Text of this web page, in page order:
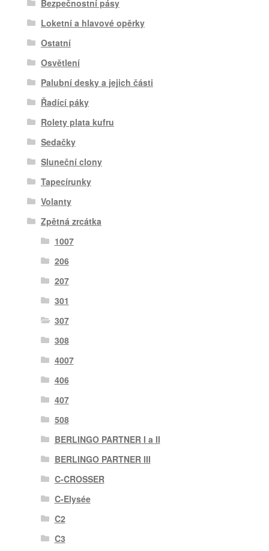
Bezpečnostní pásy
Loketní a hlavové opěrky
Ostatní
Osvětlení
Palubní desky a jejich části
Řadící páky
Rolety plata kufru
Sedačky
Sluneční clony
Tapecírunky
Volanty
Zpětná zrcátka
1007
206
207
301
307
308
4007
406
407
508
BERLINGO PARTNER I a II
BERLINGO PARTNER III
C-CROSSER
C-Elysée
C2
C3